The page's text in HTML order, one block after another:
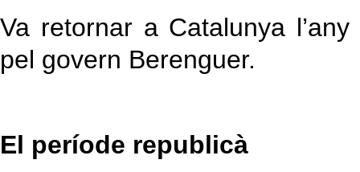
Va retornar a Catalunya
pel govern Berenguer.
El període republicà